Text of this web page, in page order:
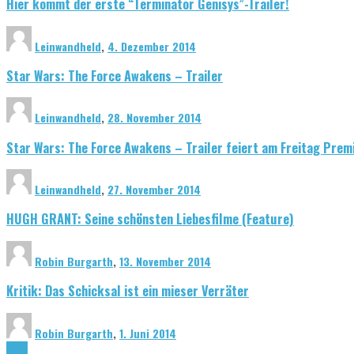
Leinwandheld, 4. Dezember 2014
Star Wars: The Force Awakens – Trailer
Leinwandheld, 28. November 2014
Star Wars: The Force Awakens – Trailer feiert am Freitag
Leinwandheld, 27. November 2014
HUGH GRANT: Seine schönsten Liebesfilme (Feature)
Robin Burgarth,13. November 2014
Kritik: Das Schicksal ist ein mieser Verräter
Robin Burgarth,1. Juni 2014